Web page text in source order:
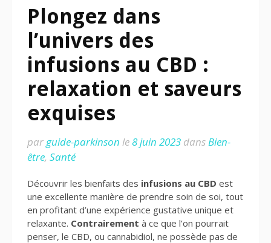
Plongez dans
l’univers des
infusions au CBD :
relaxation et saveurs
exquises
parguide-parkinson le8 juin 2023 dansBien-
être, Santé
Découvrir les bienfaits des infusions au CBD est
une excellente manière de prendre soin de soi, tout
en profitant d’une expérience gustative unique et
relaxante. Contrairement à ce que l’on pourrait
penser, le CBD, ou cannabidiol, ne possède pas de